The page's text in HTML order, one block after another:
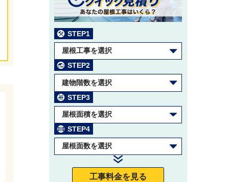
STEP1
屋根工事を選択
STEP2
建物階数を選択
STEP3
屋根面積を選択
STEP4
屋根面数を選択
工事料金を見る